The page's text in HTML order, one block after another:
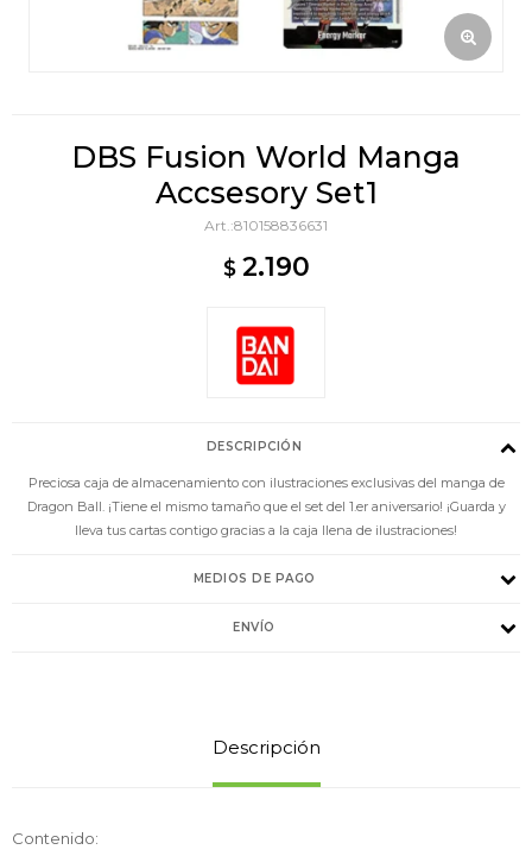
DBS Fusion World Manga
Accsesory Set1
810158836631
$ 2.190
DESCRIPCIÓN
Preciosa caja de almacenamiento con ilustraciones exclusivas del manga de
Dragon Ball. ¡Tiene el mismo tamaño que el set del 1.er aniversario! ¡Guarda y
lleva tus cartas contigo gracias a la caja llena de ilustraciones!
MEDIOS DE PAGO
ENVÍO
Descripción
Contenido: